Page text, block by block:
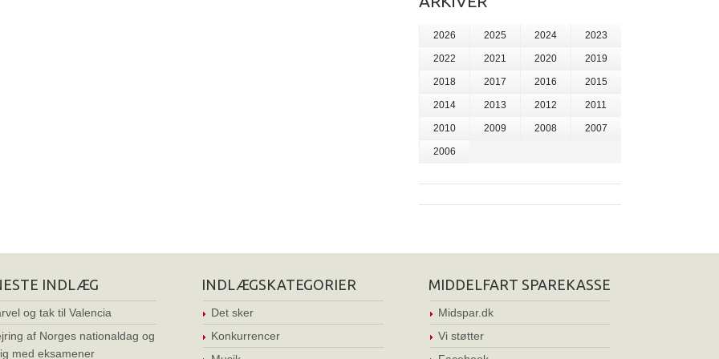
2026 2025 2024 2023
2022 2021 2020 2019
2018 2017 2016 2015
2014 2013 2012 2011
2010 2009 2008 2007
2006
INDLÆG
og tak til Valencia
af Norges nationaldag og
med eksamener
INDLÆGSKATEGORIER
Det sker
Konkurrencer
MIDDELFART SPAREKASSE
Midspar.dk
Vi støtter